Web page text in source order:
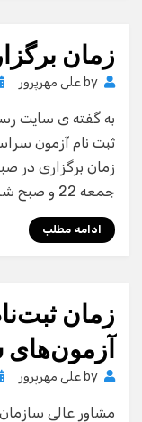
زمان
by علی مهرپرور
به گفته ی سایت
جمعه 22 و صبح شنبه 23 خردادماه 1394 می باشد.…
ادامه مطلب
زمان
آزمون‌های
by علی مهرپرور
مشاور عالی